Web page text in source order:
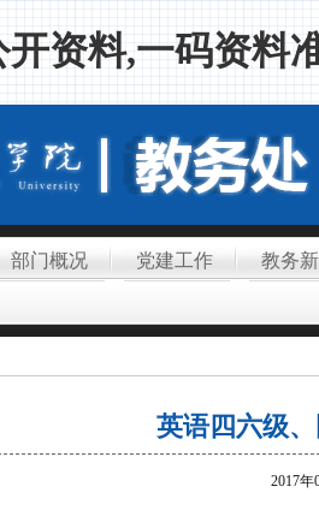
资料,一码资料
部门概况 党建工作 教务
英语四六级
2017年